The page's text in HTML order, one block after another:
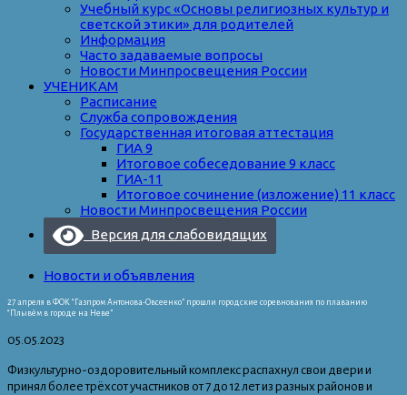
Учебный курс «Основы религиозных культур и
светской этики» для родителей
Информация
Часто задаваемые вопросы
Новости Минпросвещения России
УЧЕНИКАМ
Расписание
Служба сопровождения
Государственная итоговая аттестация
ГИА 9
Итоговое собеседование 9 класс
ГИА-11
Итоговое сочинение (изложение) 11 класс
Новости Минпросвещения России
Версия для слабовидящих
Новости и объявления
27 апреля в ФОК “Газпром Антонова-Овсеенко” прошли городские соревнования по плаванию
“Плывём в городе на Неве”
05.05.2023
Физкультурно-оздоровительный комплекс распахнул свои двери и
принял более трёхсот участников от 7 до 12 лет из разных районов и